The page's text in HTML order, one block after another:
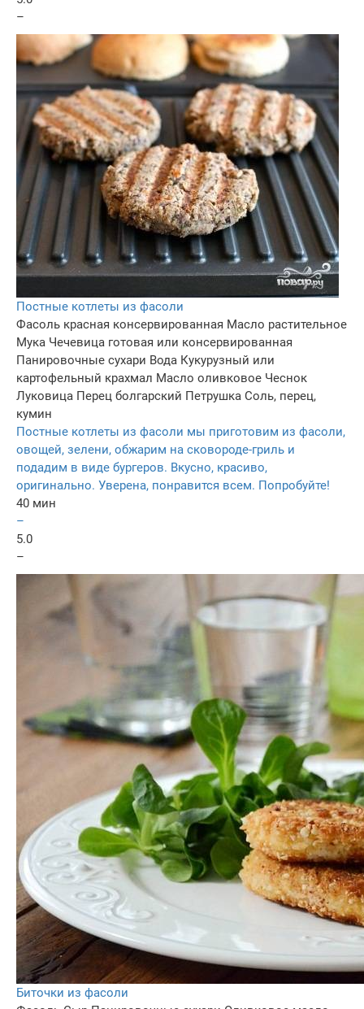
–
Постные котлеты из фасоли
Фасоль красная консервированная Масло растительное
Мука Чечевица готовая или консервированная
Панировочные сухари Вода Кукурузный или
картофельный крахмал Масло оливковое Чеснок
Луковица Перец болгарский Петрушка Соль, перец,
кумин
Постные котлеты из фасоли мы приготовим из фасоли,
овощей, зелени, обжарим на сковороде-гриль и
подадим в виде бургеров. Вкусно, красиво,
оригинально. Уверена, понравится всем. Попробуйте!
40 мин
–
5.0
–
Биточки из фасоли